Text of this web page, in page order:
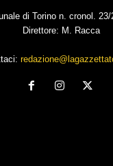
di Torino n. cronol.
Direttore: M. Racca